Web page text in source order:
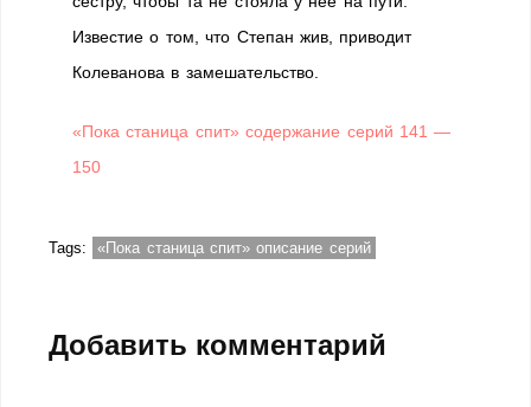
Известие о том, что Степан жив, приводит
Колеванова в замешательство.
«Пока станица спит» содержание серий 141 —
150
Tags: «Пока станица спит» описание серий
Добавить комментарий